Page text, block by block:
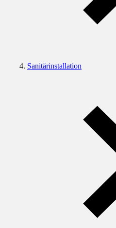
Sanitärinstallation